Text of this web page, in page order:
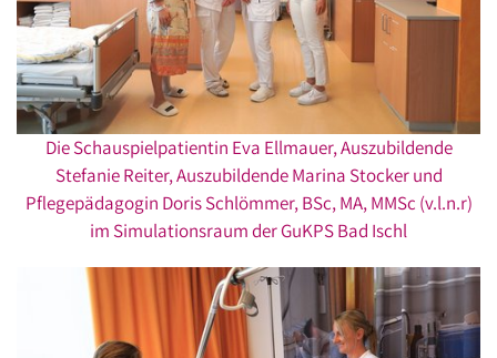
Die Schauspielpatientin Eva Ellmauer, Auszubildende
Stefanie Reiter, Auszubildende Marina Stocker und
Pflegepädagogin Doris Schlömmer, BSc, MA, MMSc (v.l.n.r)
im Simulationsraum der GuKPS Bad Ischl